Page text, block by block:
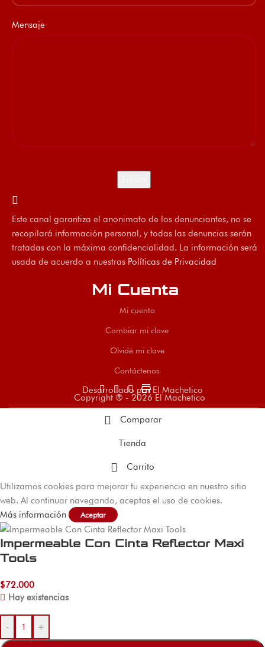
Mensaje
Este canal garantiza el anonimato de los denunciantes, no se
recopilará información personal, y todas las denuncias serán
tratadas con la máxima confidencialidad. La información será
usada de acuerdo a nuestras Políticas de Privacidad
Mi Cuenta
Mi cuenta
Cambiar mi clave
Olvidé mi clave
Contáctenos
store
Desarrollado por El Machetico
Copyright ® - 2026 El Machetico
Comparar
Tienda
Carrito
Utilizamos cookies para mejorar tu experiencia en nuestro sitio
web. Al continuar navegando, aceptas el uso de cookies.
Más información
Aceptar
Impermeable Con Cinta Reflector Maxi
Tools
$72.000
Hay existencias
- +